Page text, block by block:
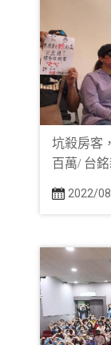
坑殺房客
百萬/ 台
2022/